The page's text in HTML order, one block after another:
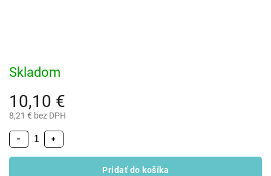
10,10 €
8,21 € bez DPH
Skladom
+
−
Pridať do košíka